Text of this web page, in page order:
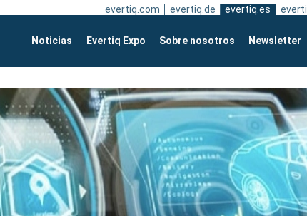
evertiq.com evertiq.de evertiq.es
Noticias Evertiq Expo Sobre nosotros Newsletter